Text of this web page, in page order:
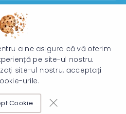
Protecția Drepturilor Copilului -
rezervate.
a ne asigura că vă oferim
pe site-ul nostru.
site-ul nostru, acceptați
urile.
Cookie